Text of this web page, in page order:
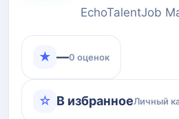
EchoTalentJob
★ —0 оценок
☆ В избранноеЛичный